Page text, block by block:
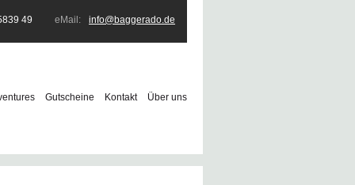
49 eMail: info@baggerado.de
Gutscheine Kontakt Über uns